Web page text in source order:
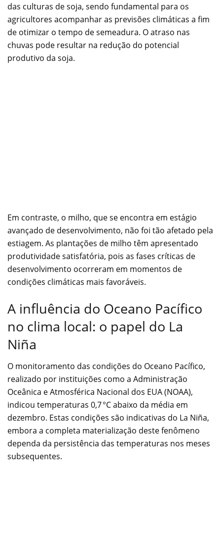
das culturas de soja, sendo fundamental para os
agricultores acompanhar as previsões climáticas a fim
de otimizar o tempo de semeadura. O atraso nas
chuvas pode resultar na redução do potencial
produtivo da soja.
Em contraste, o milho, que se encontra em estágio
avançado de desenvolvimento, não foi tão afetado pela
estiagem. As plantações de milho têm apresentado
produtividade satisfatória, pois as fases críticas de
desenvolvimento ocorreram em momentos de
condições climáticas mais favoráveis.
A influência do Oceano Pacífico
no clima local: o papel do La
Niña
O monitoramento das condições do Oceano Pacífico,
realizado por instituições como a Administração
Oceânica e Atmosférica Nacional dos EUA (NOAA),
indicou temperaturas 0,7 °C abaixo da média em
dezembro. Estas condições são indicativas do La Niña,
embora a completa materialização deste fenômeno
dependa da persistência das temperaturas nos meses
subsequentes.